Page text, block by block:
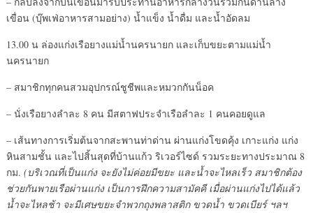
เขื่อน (บุ๊พเฟ่อาหารสามอย่าง) น้ำแข็ง น้ำดื่ม และน้ำอัดลม
13.00 น ล่องแก่งเรือยางแม่น้ำนครนายก และเก็บขยะตามแม่น้ำ
นครนายก
– สมาชิกทุกคนสวมอุปกรณ์ชูชีพและหมวกกันน็อค
– นั่งเรือยางลำละ 8 คน มีสตาฟประจำเรือลำละ 1 คนคอยดูแล
– เส้นทางการเริ่มต้นจากสะพานท่าด่าน ผ่านแก่งโขดคุ้ง เกาะแก่ง แก่ง
หินสามชั้น และไปสิ้นสุดที่บ้านแก้ว ริเวอร์ไซด์ รวมระยะทางประมาณ 8
กม. (บริเวณที่เป็นแก่ง จะยังไม่ค่อยมีขยะ และน้ำจะไหลเร็ว สมาชิกต้อง
ช่วยกันพายเรือผ่านแก่ง เป็นการฝึกความสามัคคี เมื่อผ่านแก่งไปได้แล้ว
น้ำจะไหลช้า จะมีเศษขยะจำพวกถุงพลาสติก ขวดน้ำ ขวดเบียร์ ฯลฯ